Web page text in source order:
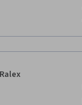
Ralex